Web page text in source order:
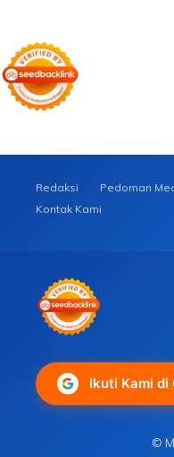
Redaksi Pedoman
Kontak Kami
Ikuti Kami di
©